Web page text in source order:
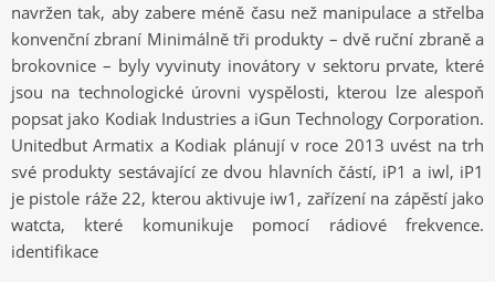
navržen tak, aby zabere méně času než manipulace a střelba
konvenční zbraní Minimálně tři produkty – dvě ruční zbraně a
brokovnice – byly vyvinuty inovátory v sektoru prvate, které
jsou na technologické úrovni vyspělosti, kterou lze alespoň
popsat jako Kodiak Industries a iGun Technology Corporation.
Unitedbut Armatix a Kodiak plánují v roce 2013 uvést na trh
své produkty sestávající ze dvou hlavních částí, iP1 a iwl, iP1
je pistole ráže 22, kterou aktivuje iw1, zařízení na zápěstí jako
watcta, které komunikuje pomocí rádiové frekvence.
identifikace